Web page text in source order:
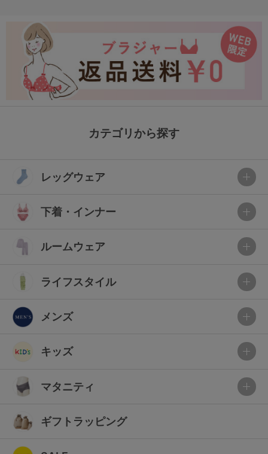
カテゴリから探す
レッグウェア
下着・インナー
ルームウェア
ライフスタイル
メンズ
キッズ
マタニティ
ギフトラッピング